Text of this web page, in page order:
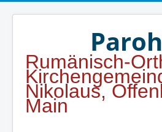
Rumänisch-
Nikolaus,
Main